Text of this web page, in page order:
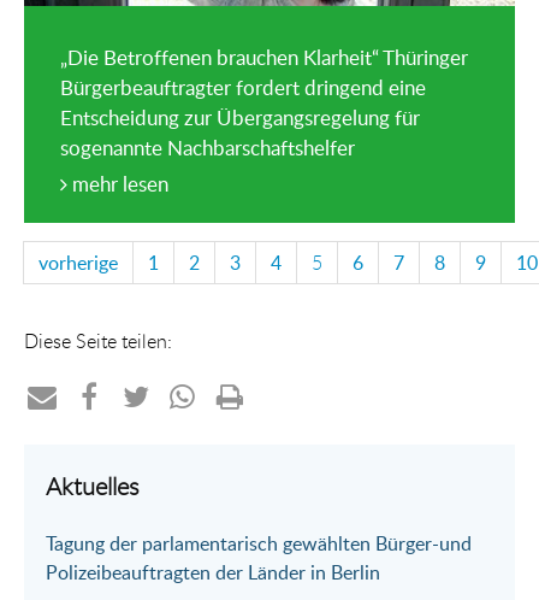
„Die Betroffenen brauchen Klarheit“ Thüringer
Bürgerbeauftragter fordert dringend eine
Entscheidung zur Übergangsregelung für
sogenannte Nachbarschaftshelfer
mehr lesen
vorherige 1 2 3 4 5 6 7 8 9 10
Diese Seite teilen:
per
Mail
auf
Aktuelles
Tagung der parlamentarisch gewählten Bürger-und
Polizeibeauftragten der Länder in Berlin